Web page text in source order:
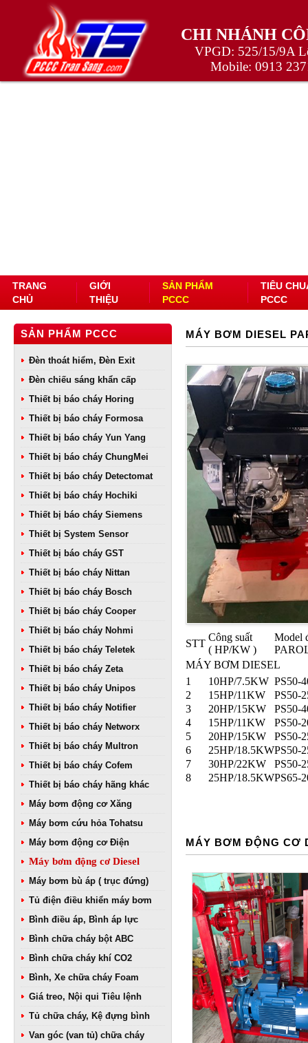
CHI NHÁNH
VPGD: 525/15/9A
Mobile: 0913
TRANG
CHỦ
GIỚI
THIỆU
SẢN PHẨM
PCCC
TIÊU
PCCC
SẢN PHẨM PCCC
Đèn thoát hiểm, Đèn Exit
Đèn chiếu sáng khẩn cấp
Thiết bị báo cháy Horing
Thiết bị báo cháy Formosa
Thiết bị báo cháy Yun Yang
Thiết bị báo cháy ChungMei
Thiết bị báo cháy Detectomat
Thiết bị báo cháy Hochiki
Thiết bị báo cháy Siemens
Thiết bị System Sensor
Thiết bị báo cháy GST
Thiết bị báo cháy Nittan
Thiết bị báo cháy Bosch
Thiết bị báo cháy Cooper
Thiết bị báo cháy Nohmi
Thiết bị báo cháy Teletek
Thiết bị báo cháy Zeta
Thiết bị báo cháy Unipos
Thiết bị báo cháy Notifier
Thiết bị báo cháy Networx
Thiết bị báo cháy Multron
Thiết bị báo cháy Cofem
Thiết bị báo cháy hãng khác
Máy bơm động cơ Xăng
Máy bơm cứu hỏa Tohatsu
Máy bơm động cơ Điện
Máy bơm động cơ Diesel
Máy bơm bù áp ( trục đứng)
Tủ điện điều khiển máy bơm
Bình điều áp, Bình áp lực
Bình chữa cháy bột ABC
Bình chữa cháy khí CO2
Bình, Xe chữa cháy Foam
Giá treo, Nội qui Tiêu lệnh
Tủ chữa cháy, Kệ đựng bình
Van góc (van tủ) chữa cháy
MÁY BƠM DIESEL
STT
Công suất
( HP/KW )
Model
MÁY BƠM DIESEL
1
10HP/7.5KW PS50-
2
15HP/11KW
PS50-
3
20HP/15KW
PS50-
4
15HP/11KW
PS50-
5
20HP/15KW
PS50-
6
25HP/18.5KWPS50-
7
30HP/22KW
PS50-
8
25HP/18.5KWPS65-
MÁY BƠM ĐỘNG CƠ